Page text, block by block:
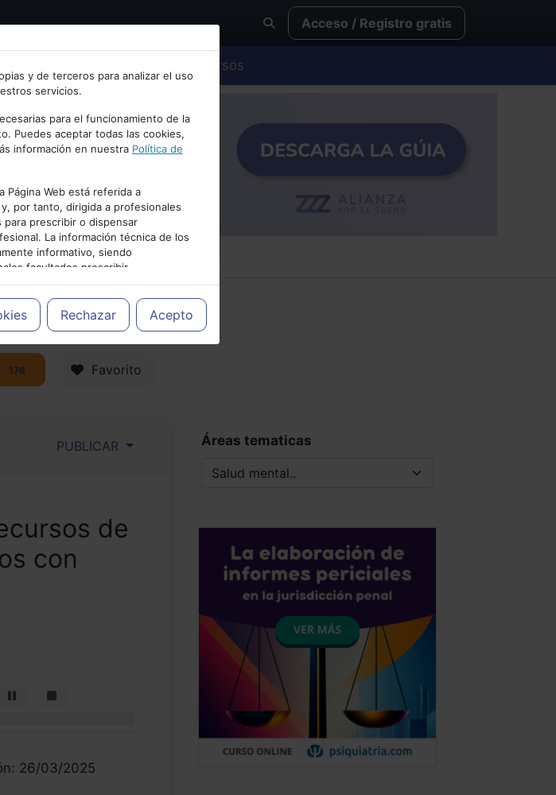
Cancelar
Acceso / Registro gratis
Cursos
y de terceros para analizar el uso
servicios.
para el funcionamiento de la
Puedes aceptar todas las cookies,
información en nuestra Política de
Página Web está referida a
por tanto, dirigida a profesionales
prescribir o dispensar
La información técnica de los
informativo, siendo
facultados prescribir
caso concreto, el tratamiento más
Rechazar Acepto
PUBLICIDAD
176 Favorito
PUBLICAR
de
con
26/03/2025
Áreas tematicas